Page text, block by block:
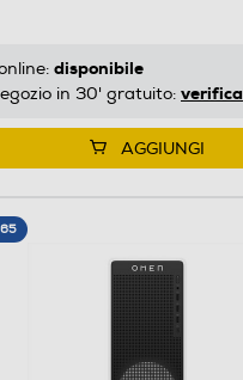
disponibile
in 30' gratuito: verifica
AGGIUNGI